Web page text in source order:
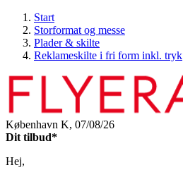
Start
Storformat og messe
Plader & skilte
Reklameskilte i fri form inkl. tryk
København K, 07/08/26
Dit tilbud*
Hej,